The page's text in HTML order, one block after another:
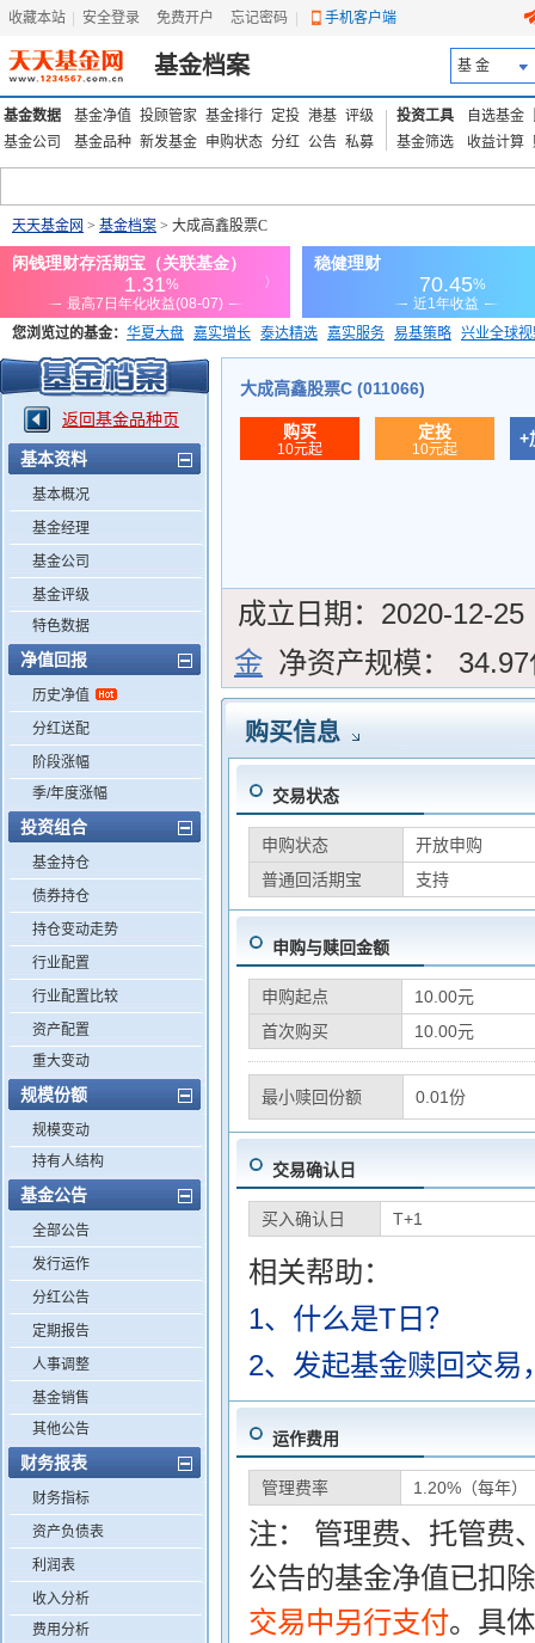
收藏本站 安全登录 免费开户 忘记密码 手机客户端
基金档案 基 金
基金数据 基金净值 投顾管家 基金排行 定投 港基 评级
基金公司
基金品种 新发基金 申购状态 分红 公告 私募
投资工具 自选基金
基金筛选
收益计算
天天基金网 > 基金档案 > 大成高鑫股票C
您浏览过的基金： 华夏大盘 嘉实增长 泰达精选 嘉实服务 易基策略 兴业全球
添富优势 华安宏利 上证180价值ETF
返回基金品种页
基本资料
基本概况
基金经理
基金公司
基金评级
特色数据
净值回报
历史净值
分红送配
阶段涨幅
季/年度涨幅
投资组合
基金持仓
债券持仓
持仓变动走势
行业配置
行业配置比较
资产配置
重大变动
规模份额
规模变动
持有人结构
基金公告
全部公告
发行运作
分红公告
定期报告
人事调整
基金销售
其他公告
财务报表
财务指标
资产负债表
利润表
收入分析
费用分析
大成高鑫股票C (011066)
购买
10元起
定投
10元起
+
成立日期： 2020-12-25
金 净资产规模：
购买信息
交易状态
申购状态
开放申购
普通回活期宝
支持
申购与赎回金额
申购起点
10.00元
首次购买
10.00元
最小赎回份额 0.01份
交易确认日
买入确认日 T+1
相关帮助：
1、什么是T日？
2、发起基金赎回交易
运作费用
管理费率 1.20%（每年）
注： 管理费、托管费
公告的基金净值已扣
交易中另行支付。具